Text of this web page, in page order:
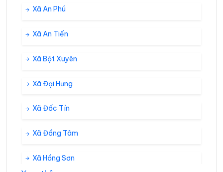
Xã An Phú
Xã An Tiến
Xã Bột Xuyên
Xã Đại Hưng
Xã Đốc Tín
Xã Đồng Tâm
Xã Hồng Sơn